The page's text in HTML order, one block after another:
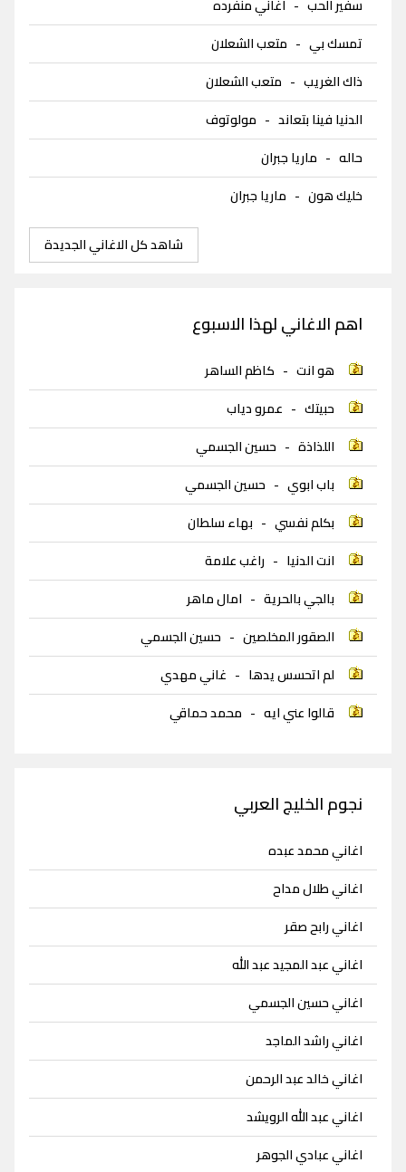
سفير الحب - اغاني منفرده
تمسك بي - متعب الشعلان
ذاك الغريب - متعب الشعلان
الدنيا فينا بتعاند - مولوتوف
حاله - ماريا جبران
خليك هون - ماريا جبران
شاهد كل الاغاني الجديدة
اهم الاغاني لهذا الاسبوع
هو انت - كاظم الساهر
حبيتك - عمرو دياب
اللذاذة - حسين الجسمي
باب ابوي - حسين الجسمي
بكلم نفسي - بهاء سلطان
انت الدنيا - راغب علامة
بالجي بالحرية - امال ماهر
الصقور المخلصين - حسين الجسمي
لم اتحسس يدها - غاني مهدي
قالوا عني ايه - محمد حماقي
نجوم الخليج العربي
اغاني محمد عبده
اغاني طلال مداح
اغاني رابح صقر
اغاني عبد المجيد عبد الله
اغاني حسين الجسمي
اغاني راشد الماجد
اغاني خالد عبد الرحمن
اغاني عبد الله الرويشد
اغاني عبادي الجوهر